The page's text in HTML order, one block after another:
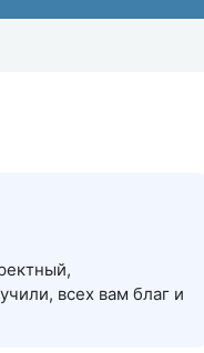
всех вам благ и